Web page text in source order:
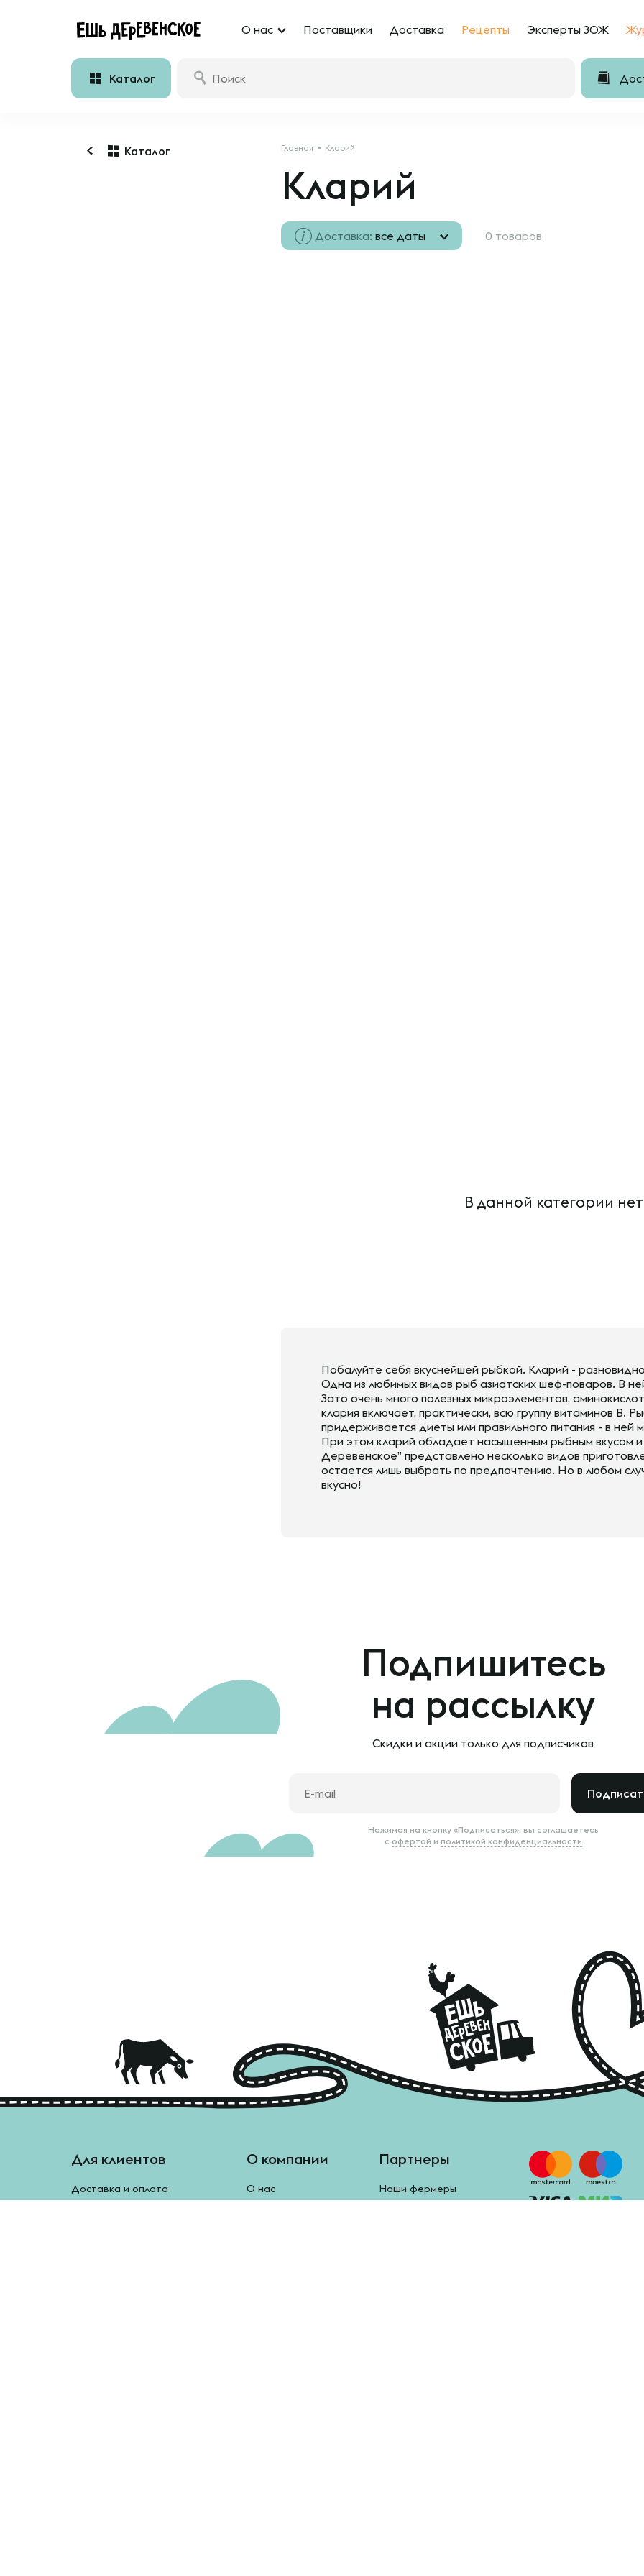
О нас Поставщики Доставка Рецепты Эксперты ЗОЖ
Каталог
Каталог Главная Кларий
Кларий
Доставка: все даты 0 товаров
В данной категории
Побалуйте себя вкуснейшей рыбкой. Кларий -
Одна из любимых видов рыб азиатских шеф-поваров. В
Зато очень много полезных микроэлементов,
клария включает, практически, всю группу витаминов В.
придерживается диеты или правильного питания - в
При этом кларий обладает насыщенным рыбным вкусом
Деревенское” представлено несколько видов
остается лишь выбрать по предпочтению. Но в любом
вкусно!
Подпишитесь
на рассылку
Скидки и акции только для подписчиков
Нажимая на кнопку «Подписаться», вы соглашаетесь
с офертой и политикой конфиденциальности
Для клиентов
Доставка и оплата
О компании
О нас
Партнеры
Наши фермеры